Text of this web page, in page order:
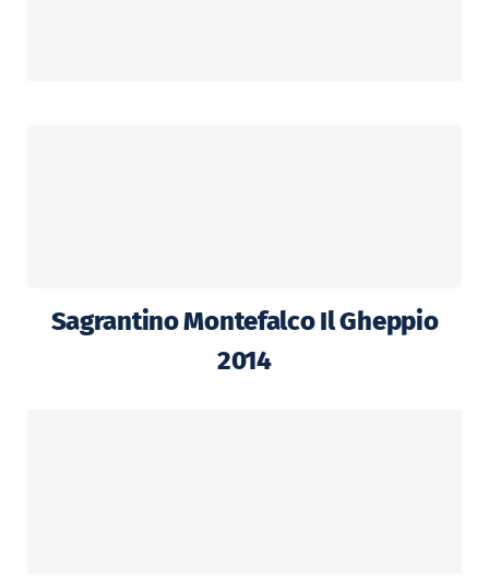
Sagrantino Montefalco Il Gheppio
2014